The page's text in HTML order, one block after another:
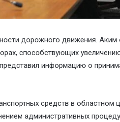
дорожного движения. Аким
способствующих
информацию о
средств в областном
административных